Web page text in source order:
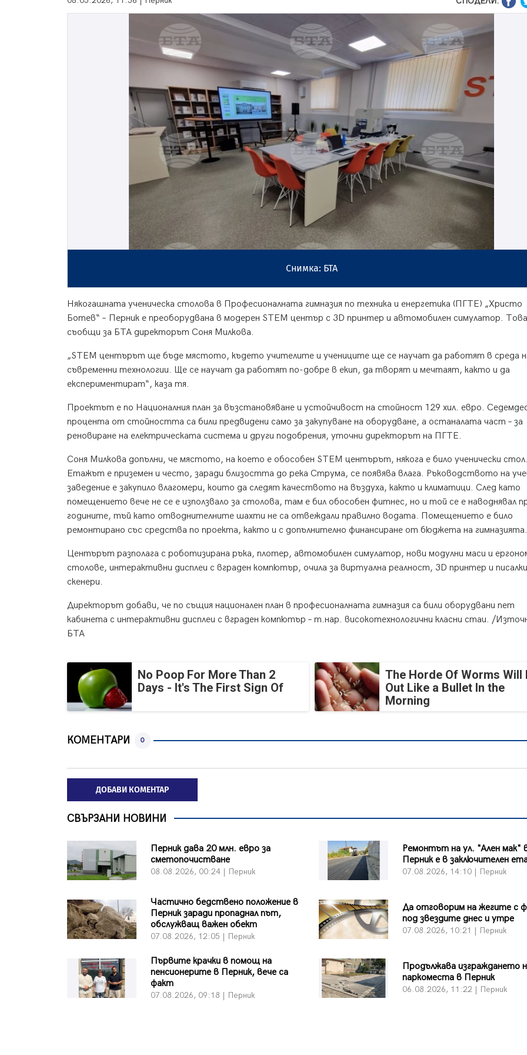
Снимка: БТА
Някогашната ученическа столова в Професионалната гимназия по техника и енергетика (ПГТЕ) „Христо
Ботев“ – Перник е преоборудвана в модерен STEM център с 3D принтер и автомобилен симулатор. Това
съобщи за БТА директорът Соня Милкова.
„STEM центърът ще бъде мястото, където учителите и учениците ще се научат да работят в среда
съвременни технологии. Ще се научат да работят по-добре в екип, да творят и мечтаят, както и да
експериментират“, каза тя.
Проектът е по Националния план за възстановяване и устойчивост на стойност 129 хил. евро.
процента от стойността са били предвидени само за закупуване на оборудване, а останалата част – за
реновиране на електрическата система и други подобрения, уточни директорът на ПГТЕ.
Соня Милкова допълни, че мястото, на което е обособен STEM центърът, някога е било ученически стол.
Етажът е приземен и често, заради близостта до река Струма, се появява влага. Ръководството на
заведение е закупило влагомери, които да следят качеството на въздуха, както и климатици. След като
помещението вече не се е използвало за столова, там е бил обособен фитнес, но и той се е наводнявал
годините, тъй като отводнителните шахти не са отвеждали правилно водата. Помещението е било
ремонтирано със средства по проекта, както и с допълнително финансиране от бюджета на гимназията.
Центърът разполага с роботизирана ръка, плотер, автомобилен симулатор, нови модулни маси и
столове, интерактивни дисплеи с вграден компютър, очила за виртуална реалност, 3D принтер и
скенери.
Директорът добави, че по същия национален план в професионалната гимназия са били оборудвани пет
кабинета с интерактивни дисплеи с вграден компютър – т.нар. високотехнологични класни стаи. /
БТА
No Poop For More Than 2
Days - It's The First Sign Of
The Horde Of Worms Will
Out Like a Bullet In the
Morning
КОМЕНТАРИ 0
ДОБАВИ КОМЕНТАР
СВЪРЗАНИ НОВИНИ
Перник дава 20 млн. евро за
сметопочистване
08.08.2026, 00:24 | Перник
Ремонтът на ул. "Ален мак"
Перник е в заключителен
07.08.2026, 14:10 | Перник
Частично бедствено положение в
Перник заради пропаднал път,
обслужващ важен обект
07.08.2026, 12:05 | Перник
Да отговорим на жегите с
под звездите днес и утре
07.08.2026, 10:21 | Перник
Първите крачки в помощ на
пенсионерите в Перник, вече са
факт
07.08.2026, 09:18 | Перник
Продължава изграждането
паркоместа в Перник
06.08.2026, 11:22 | Перник